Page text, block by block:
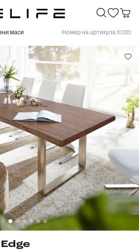
съдържание
маси Номер на артикула 10333
Edge
с изображения